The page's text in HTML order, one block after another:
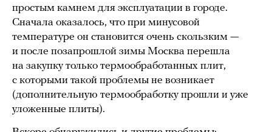
простым камнем для эксплуатации в городе.
Сначала оказалось, что при минусовой
температуре он становится очень скользким —
и после позапрошлой зимы Москва перешла
на закупку только термообработанных плит,
с которыми такой проблемы не возникает
(дополнительную термообработку прошли и уже
уложенные плиты).